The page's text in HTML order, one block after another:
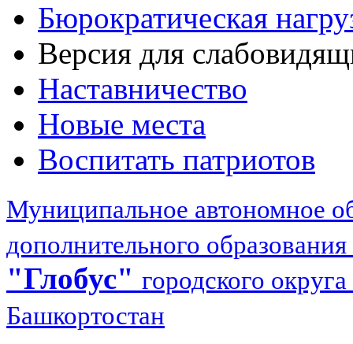
Бюрократическая
Версия для
Наставничество
Новые места
Воспитать патриотов
Муниципальное автономное
дополнительного образования
"Глобус" городского
Башкортостан